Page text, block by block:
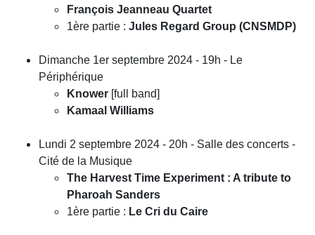
François Jeanneau Quartet
1ère partie : Jules Regard Group (CNSMDP)
Dimanche 1er septembre 2024 - 19h - Le
Périphérique
Knower [full band]
Kamaal Williams
Lundi 2 septembre 2024 - 20h - Salle des concerts -
Cité de la Musique
The Harvest Time Experiment : A tribute to
Pharoah Sanders
1ère partie : Le Cri du Caire